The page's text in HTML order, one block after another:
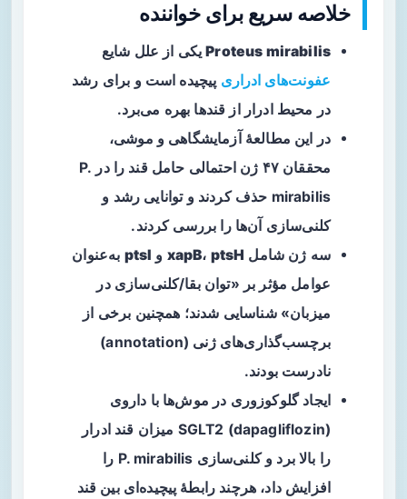
خلاصه سریع برای خواننده
Proteus mirabilisیکی از علل شایع
عفونت‌های ادراری پیچیده است و برای رشد
در محیط ادرار از قندها بهره می‌برد.
در این مطالعهٔ آزمایشگاهی و موشی،
محققان ۴۷ ژن احتمالی حامل قند را در P.
mirabilis حذف کردند و توانایی رشد و
کلنی‌سازی آن‌ها را بررسی کردند.
سه ژن شامل
xapB، ptsH و ptsI به‌عنوان
عوامل مؤثر بر «توان بقا/کلنی‌سازی در
میزبان» شناسایی شدند؛ همچنین برخی از
برچسب‌گذاری‌های ژنی (annotation)
نادرست بودند.
ایجادگلوکوزوری در موش‌ها با داروی
SGLT2 (dapagliflozin) میزان قند ادرار
را بالا برد و کلنی‌سازی P. mirabilis را
افزایش داد، هرچند رابطهٔ پیچیده‌ای بین قند